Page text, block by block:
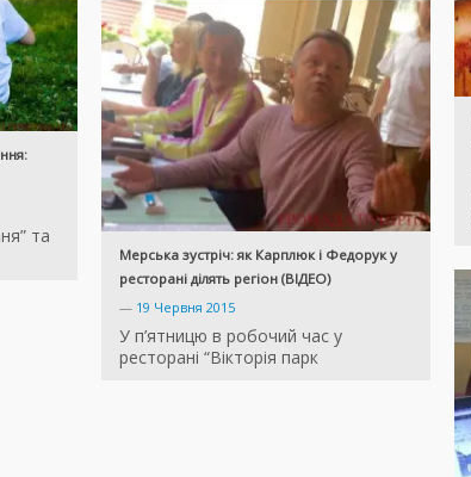
та
Мерська зустріч: як Карплюк і Федорук у
ресторані ділять регіон (ВІДЕО)
— 19 Червня 2015
У п’ятницю в робочий час у
ресторані “Вікторія парк